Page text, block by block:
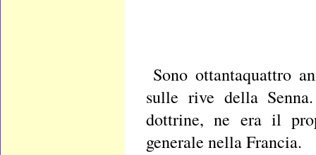
Sono ottantaquattro
sulle rive della
dottrine, ne era il
generale nella Francia.